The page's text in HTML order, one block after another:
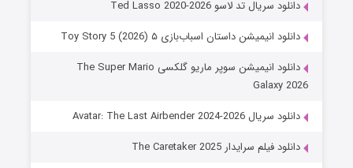
دانلود سریال تد لاسو Ted Lasso 2020-2026
دانلود انیمیشن داستان اسباب‌بازی ۵ Toy Story 5 (2026)
دانلود انیمیشن سوپر ماریو گلکسی The Super Mario
Galaxy 2026
دانلود سریال Avatar: The Last Airbender 2024-2026
دانلود فیلم سرایدار The Caretaker 2025